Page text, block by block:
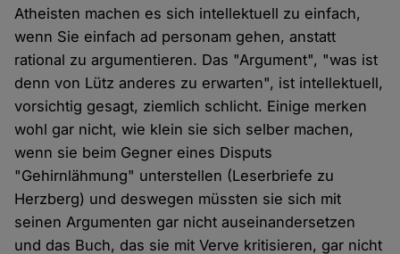
Atheisten machen es sich intellektuell zu einfach,
wenn Sie einfach ad personam gehen, anstatt
rational zu argumentieren. Das "Argument", "was ist
denn von Lütz anderes zu erwarten", ist intellektuell,
vorsichtig gesagt, ziemlich schlicht. Einige merken
wohl gar nicht, wie klein sie sich selber machen,
wenn sie beim Gegner eines Disputs
"Gehirnlähmung" unterstellen (Leserbriefe zu
Herzberg) und deswegen müssten sie sich mit
seinen Argumenten gar nicht auseinandersetzen
und das Buch, das sie mit Verve kritisieren, gar nicht